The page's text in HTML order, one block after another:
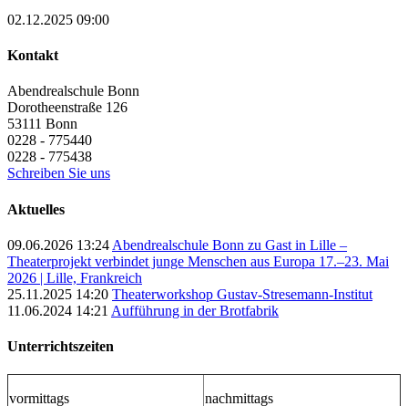
02.12.2025 09:00
Kontakt
Abendrealschule Bonn
Dorotheenstraße 126
53111 Bonn
0228 - 775440
0228 - 775438
Schreiben Sie uns
Aktuelles
09.06.2026 13:24 Abendrealschule Bonn zu Gast in Lille –
Theaterprojekt verbindet junge Menschen aus Europa 17.–23. Mai
2026 | Lille, Frankreich
25.11.2025 14:20 Theaterworkshop Gustav-Stresemann-Institut
11.06.2024 14:21 Aufführung in der Brotfabrik
Unterrichtszeiten
vormittags
nachmittags